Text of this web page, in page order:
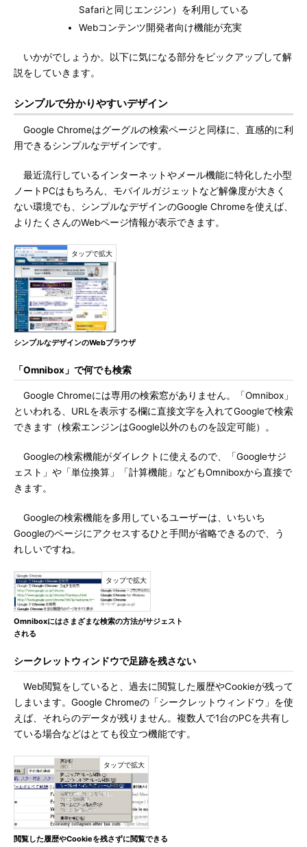
Safariと同じエンジン）を利用している
Webコンテンツ開発者向け機能が充実
いかがでしょうか。以下に気になる部分をピックアップして解
説をしていきます。
シンプルで分かりやすいデザイン
Google Chromeはグーグルの検索ページと同様に、直感的に利
用できるシンプルなデザインです。
最近流行しているインターネットやメール機能に特化した小型
ノートPCはもちろん、モバイルガジェットなど解像度が大きく
ない環境でも、シンプルなデザインのGoogle Chromeを使えば、
よりたくさんのWebページ情報が表示できます。
シンプルなデザインのWebブラウザ
「Omnibox」で何でも検索
Google Chromeには専用の検索窓がありません。「Omnibox」
といわれる、URLを表示する欄に直接文字を入れてGoogleで検索
できます（検索エンジンはGoogle以外のものを設定可能）。
Googleの検索機能がダイレクトに使えるので、「Googleサジ
ェスト」や「単位換算」「計算機能」などもOmniboxから直接で
きます。
Googleの検索機能を多用しているユーザーは、いちいち
Googleのページにアクセスするひと手間が省略できるので、う
れしいですね。
Omniboxにはさまざまな検索の方法がサジェスト
される
シークレットウィンドウで足跡を残さない
Web閲覧をしていると、過去に閲覧した履歴やCookieが残って
しまいます。Google Chromeの「シークレットウィンドウ」を使
えば、それらのデータが残りません。複数人で1台のPCを共有し
ている場合などはとても役立つ機能です。
閲覧した履歴やCookieを残さずに閲覧できる